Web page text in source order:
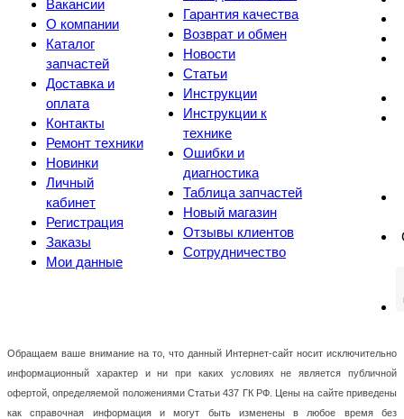
Вакансии
О компании
Каталог
запчастей
Доставка и
оплата
Контакты
Ремонт техники
Новинки
Личный
кабинет
Регистрация
Заказы
Мои данные
Гарантия качества
Возврат и обмен
Новости
Статьи
Инструкции
Инструкции к
технике
Ошибки и
диагностика
Таблица запчастей
Новый магазин
Отзывы клиентов
Сотрудничество
Обращаем ваше внимание на то, что данный Интернет-сайт носит исключительно
информационный характер и ни при каких условиях не является публичной
офертой, определяемой положениями Статьи 437 ГК РФ. Цены на сайте приведены
как справочная информация и могут быть изменены в любое время без